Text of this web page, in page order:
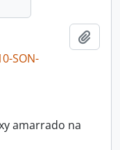
SON-
amarrado na